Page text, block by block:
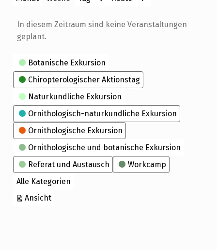
In diesem Zeitraum sind keine Veranstaltungen
geplant.
Kategorien
Botanische Exkursion
Chiropterologischer Aktionstag
Naturkundliche Exkursion
Ornithologisch-naturkundliche Exkursion
Ornithologische Exkursion
Ornithologische und botanische Exkursion
Referat und Austausch
Workcamp
Alle Kategorien
Ansichtausdrucken